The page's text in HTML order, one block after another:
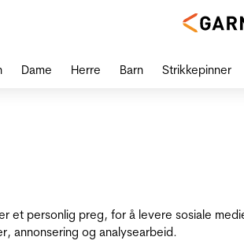
et personlig preg, for å levere sosiale
annonsering og analysearbeid.
Dame Herre Barn Strikkepinner